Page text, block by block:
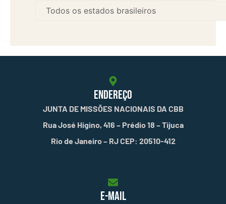
ENDEREÇO
JUNTA DE MISSÕES NACIONAIS DA CBB
Rua José Higino, 416 – Prédio 18 – Tijuca
Rio de Janeiro – RJ CEP: 20510-412
E-MAIL